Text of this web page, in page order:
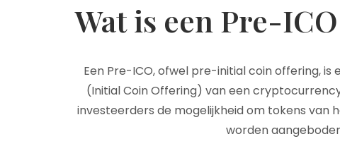
Wat is een Pre-
Een Pre-ICO, ofwel pre-initial coin offering,
(Initial Coin Offering) van een
investeerders de mogelijkheid om tokens
worden